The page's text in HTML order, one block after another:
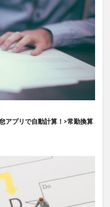
アプリで自動計算！>常勤換算